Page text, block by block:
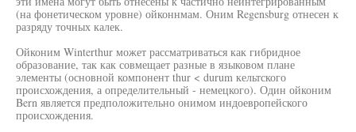
(на фонетическом уровне) ойконнмам. Оним Regensburg отнесен к
разряду точных калек.
Ойконим Winterthur может рассматриваться как гибридное
образование, так как совмещает разные в языковом плане
элементы (основной компонент thur < durum кельтского
происхождения, а определительный - немецкого). Один ойконим
Bern является предположительно онимом индоевропейского
происхождения.